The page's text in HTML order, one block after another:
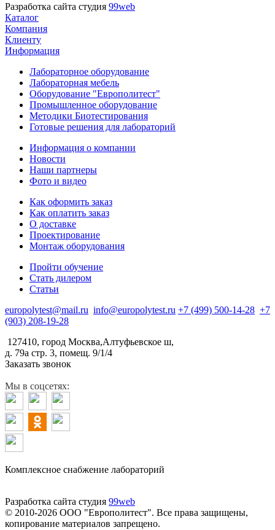
Разработка сайта студия 99web
Каталог
Компания
Клиенту
Информация
Лабораторное оборудование
Лабораторная мебель
Оборудование "Европолитест"
Промышленное оборудование
Методики Биотестирования
Готовые решения для лабораторий
Информация о компании
Новости
Наши партнеры
Фото и видео
Как оформить заказ
Как оплатить заказ
О доставке
Проектирование
Монтаж оборудования
Пройти обучение
Стать дилером
Статьи
europolytest@mail.ru info@europolytest.ru +7 (499) 500-14-28 +7
(903) 208-19-28
127410, город Москва,Алтуфьевское ш,
д. 79а стр. 3, помещ. 9/1/4
Заказать звонок
Мы в соцсетях:
Комплексное снабжение лабораторий
Разработка сайта студия 99web
© 2010-2026 ООО "Европолитест". Все права защищены,
копирование материалов запрещено.